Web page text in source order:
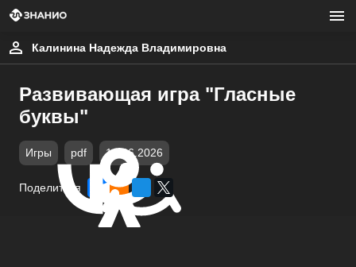
Калинина Надежда Владимировна
Развивающая игра "Гласные
буквы"
Игры pdf 10.06.2026
Поделиться